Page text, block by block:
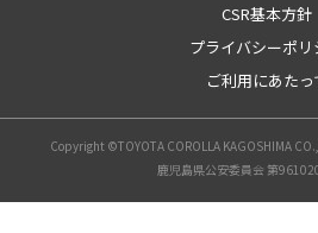
CSR基本方針
プライバシーポリ
ご利用にあたっ
Copyright ©TOYOTA COROLLA KAGOSHIMA
鹿児島県公安委員会 第